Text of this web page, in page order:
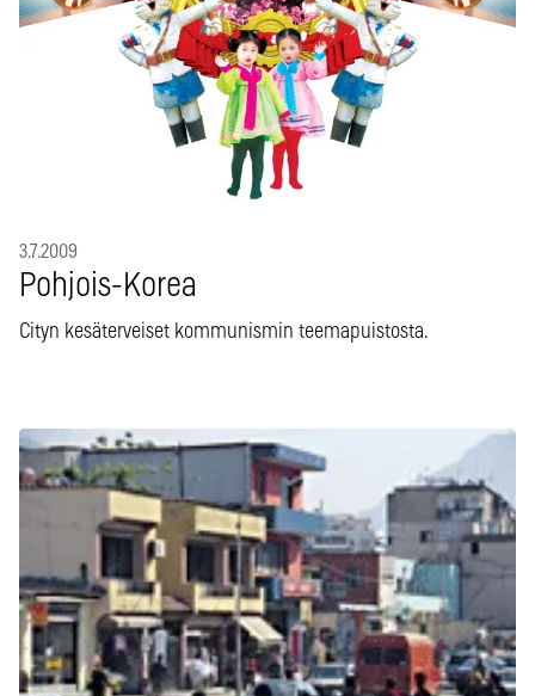
3.7.2009
Pohjois-Korea
Cityn kesäterveiset kommunismin teemapuistosta.